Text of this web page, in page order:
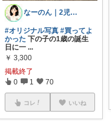
なーのん｜2児ワーママ＊育児/時短
#オリジナル写真 #買ってよ
かった 下の子の1歳の誕生
日に一 ...
￥ 3,300
掲載終了
0 1 70
コレ いいね